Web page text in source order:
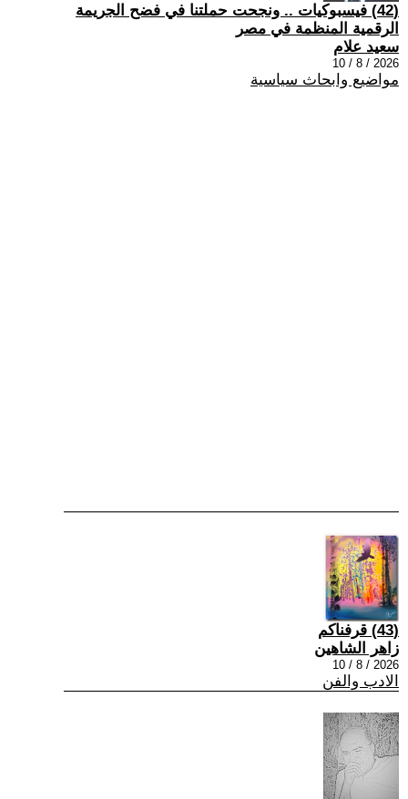
(42) فيسبوكيات .. ونجحت حملتنا في فضح الجريمة
الرقمية المنظمة في مصر
سعيد علام
2026 / 8 / 10
مواضيع وابحاث سياسية
(43) قرفناكم
زاهر الشاهين
2026 / 8 / 10
الادب والفن